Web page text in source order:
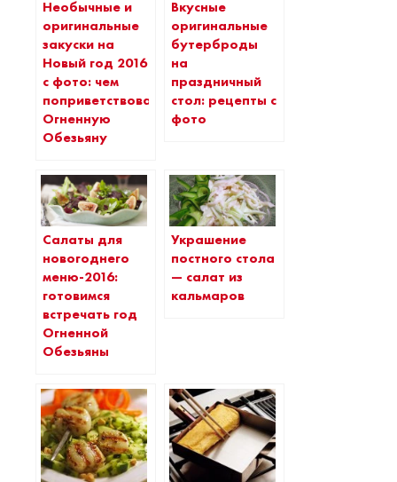
Необычные и
оригинальные
закуски на
Новый год 2016
с фото: чем
поприветствовать
Огненную
Обезьяну
Вкусные
оригинальные
бутерброды
на
праздничный
стол: рецепты с
фото
Салаты для
новогоднего
меню-2016:
готовимся
встречать год
Огненной
Обезьяны
Украшение
постного стола
— салат из
кальмаров